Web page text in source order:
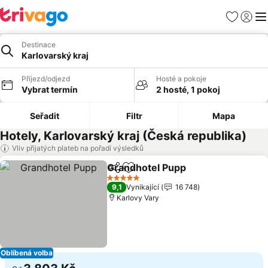
Oblíbené
Destinace
Karlovarský kraj
Příjezd/odjezd
Vybrat termín
Hosté a pokoje
2 hosté, 1 pokoj
Seřadit Filtr Mapa
Hotely, Karlovarský kraj (Česká republika)
Vliv přijatých plateb na pořadí výsledků
Oblíbená volba
SdíletPřidat na seznam oblíbených
Grandhotel Pupp
5 Počet hvězdiček
9,1 Vynikající
16 748
Karlovy Vary